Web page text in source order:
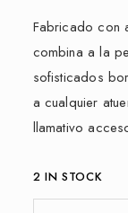
Fabricado con
combina a la
sofisticados
a cualquier
llamativo
2 IN STOCK